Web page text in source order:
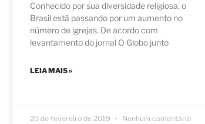
Conhecido por sua diversidade religiosa, o
Brasil está passando por um aumento no
número de igrejas. De acordo com
levantamento do jornal O Globo junto
LEIA MAIS »
20 de fevereiro de 2019 Nenhum comentário